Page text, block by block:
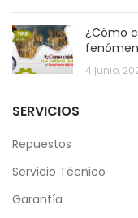
¿Cómo
4 junio,
SERVICIOS
Repuestos
Servicio Técnico
Garantía